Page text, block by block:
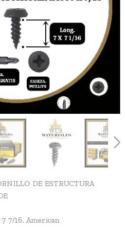
DE ESTRUCTURA
7/16. American